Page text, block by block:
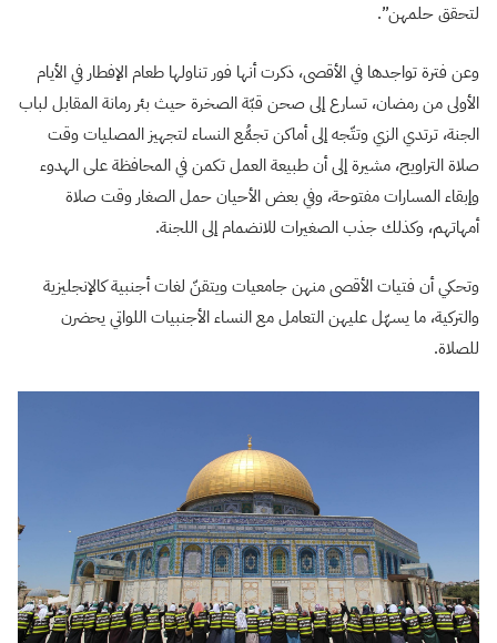
لتحقق حلمهن”.
وعن فترة تواجدها في الأقصى، ذكرت أنها فور تناولها طعام الإفطار في الأيام
الأولى من رمضان، تسارع إلى صحن قبّة الصخرة حيث بئر رمانة المقابل لباب
الجنة، ترتدي الزي وتتّجه إلى أماكن تجمُّع النساء لتجهيز المصليات وقت
صلاة التراويح، مشيرة إلى أن طبيعة العمل تكمن في المحافظة على الهدوء
وإبقاء المسارات مفتوحة، وفي بعض الأحيان حمل الصغار وقت صلاة
أمهاتهم، وكذلك جذب الصغيرات للانضمام إلى اللجنة.
وتحكي أن فتيات الأقصى منهن جامعيات ويتقنّ لغات أجنبية كالإنجليزية
والتركية، ما يسهّل عليهن التعامل مع النساء الأجنبيات اللواتي يحضرن
للصلاة.